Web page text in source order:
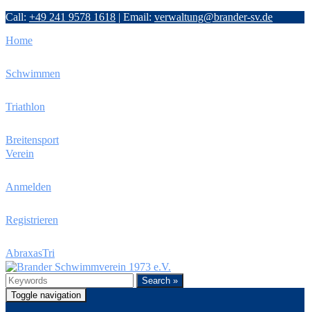
Call: +49 241 9578 1618 | Email: verwaltung@brander-sv.de
Home
Schwimmen
Triathlon
Breitensport
Verein
Anmelden
Registrieren
AbraxasTri
Search »
Toggle navigation